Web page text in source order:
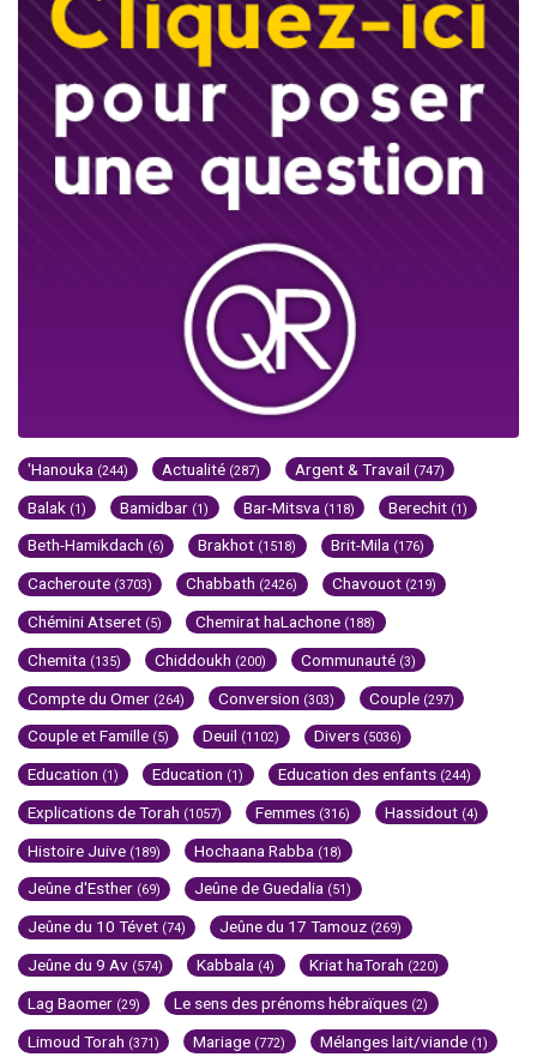
'Hanouka (244) Actualité (287) Argent & Travail (747)
Balak (1) Bamidbar (1) Bar-Mitsva (118) Berechit (1)
Beth-Hamikdach (6) Brakhot (1518) Brit-Mila (176)
Cacheroute (3703) Chabbath (2426) Chavouot (219)
Chémini Atseret (5) Chemirat haLachone (188)
Chemita (135) Chiddoukh (200) Communauté (3)
Compte du Omer (264) Conversion (303) Couple (297)
Couple et Famille (5) Deuil (1102) Divers (5036)
Education (1) Education (1) Education des enfants (244)
Explications de Torah (1057) Femmes (316) Hassidout (4)
Histoire Juive (189) Hochaana Rabba (18)
Jeûne d'Esther (69) Jeûne de Guedalia (51)
Jeûne du 10 Tévet (74) Jeûne du 17 Tamouz (269)
Jeûne du 9 Av (574) Kabbala (4) Kriat haTorah (220)
Lag Baomer (29) Le sens des prénoms hébraïques (2)
Limoud Torah (371) Mariage (772) Mélanges lait/viande (1)